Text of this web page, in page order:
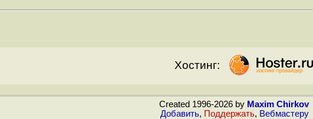
Хостинг:
Created 1996-2026 by Maxim Chirkov
Добавить, Поддержать, Вебмастеру